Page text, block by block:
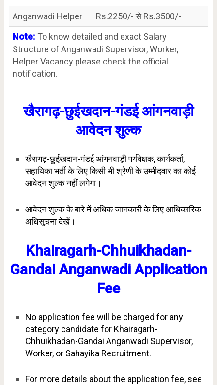
Anganwadi Helper Rs.2250/- से Rs.3500/-
Note: To know detailed and exact Salary
Structure of Anganwadi Supervisor, Worker,
Helper Vacancy please check the official
notification.
खैरागढ़-छुईखदान-गंडई आंगनवाड़ी
आवेदन शुल्क
खैरागढ़-छुईखदान-गंडई आंगनवाड़ी पर्यवेक्षक, कार्यकर्ता,
सहायिका भर्ती के लिए किसी भी श्रेणी के उम्मीदवार का कोई
आवेदन शुल्क नहीं लगेगा।
आवेदन शुल्क के बारे में अधिक जानकारी के लिए आधिकारिक
अधिसूचना देखें।
Khairagarh-Chhuikhadan-
Gandai Anganwadi Application
Fee
No application fee will be charged for any
category candidate for Khairagarh-
Chhuikhadan-Gandai Anganwadi Supervisor,
Worker, or Sahayika Recruitment.
For more details about the application fee, see